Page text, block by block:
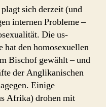
sich derzeit (und
internen Probleme –
Die us-
den homosexuellen
Bischof gewählt – und
der Anglikanischen
Einige
Afrika) drohen mit